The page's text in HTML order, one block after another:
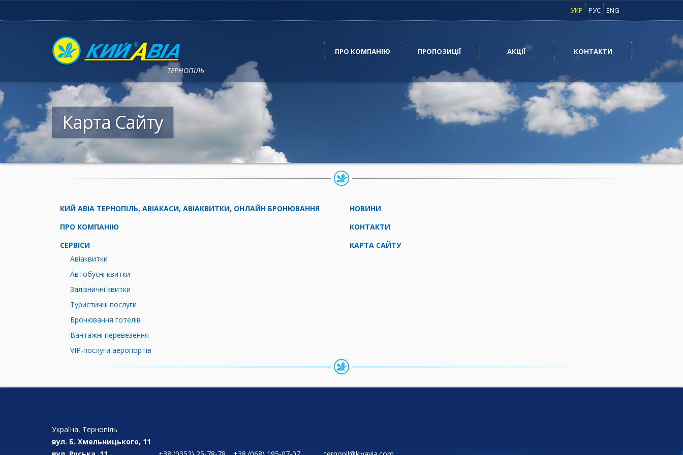
УКР РУС ENG
ТЕРНОПІЛЬ
ПРО КОМПАНІЮ ПРОПОЗИЦІЇ АКЦІЇ КОНТАКТИ
Карта Сайту
КИЙ АВІА ТЕРНОПІЛЬ, АВІАКАСИ, АВІАКВИТКИ, ОНЛАЙН БРОНЮВАННЯ
ПРО КОМПАНІЮ
СЕРВІСИ
Авіаквитки
Автобусні квитки
Залізничні квитки
Туристичні послуги
Бронювання готелів
Вантажні перевезення
VIP-послуги аеропортів
НОВИНИ
КОНТАКТИ
КАРТА САЙТУ
Україна, Тернопіль
вул. Б. Хмельницького, 11